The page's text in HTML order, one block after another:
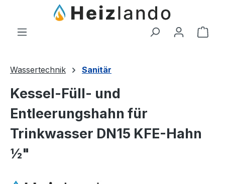
Zum Hauptinhalt springen
Wassertechnik Sanitär
Kessel-Füll- und
Entleerungshahn für
Trinkwasser DN15 KFE-Hahn
½"